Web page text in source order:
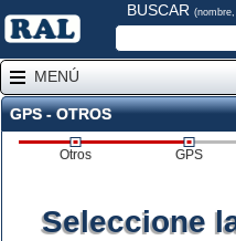
BUSCAR
MENÚ
GPS - OTROS
Otros GPS
Seleccione